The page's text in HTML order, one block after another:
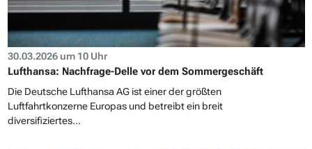
30.03.2026 um 10 Uhr
Lufthansa: Nachfrage-Delle vor dem Sommergeschäft
Die Deutsche Lufthansa AG ist einer der größten
Luftfahrtkonzerne Europas und betreibt ein breit
diversifiziertes...